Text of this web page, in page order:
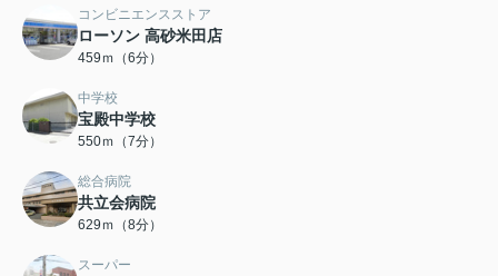
コンビニエンスストア
ローソン 高砂米田店
459ｍ（6分）
中学校
宝殿中学校
550ｍ（7分）
総合病院
共立会病院
629ｍ（8分）
スーパー